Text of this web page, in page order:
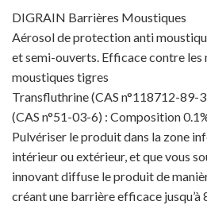
DIGRAIN Barrières Moustiques
Aérosol de protection anti
et semi-ouverts. Efficace contre les
moustiques tigres
Transfluthrine (CAS n°118712-89-
(CAS n°51-03-6) : Composition
Pulvériser le produit dans la zone
intérieur ou extérieur, et que vous
innovant diffuse le produit de
créant une barrière efficace jusqu’à